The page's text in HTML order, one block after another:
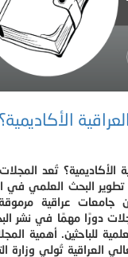
الأكاديمية؟
تُعد المجلات
تطوير البحث العلمي
جامعات عراقية
دورًا مهمًا في نشر
للباحثين. أهمية
العراقية تُولي وزارة